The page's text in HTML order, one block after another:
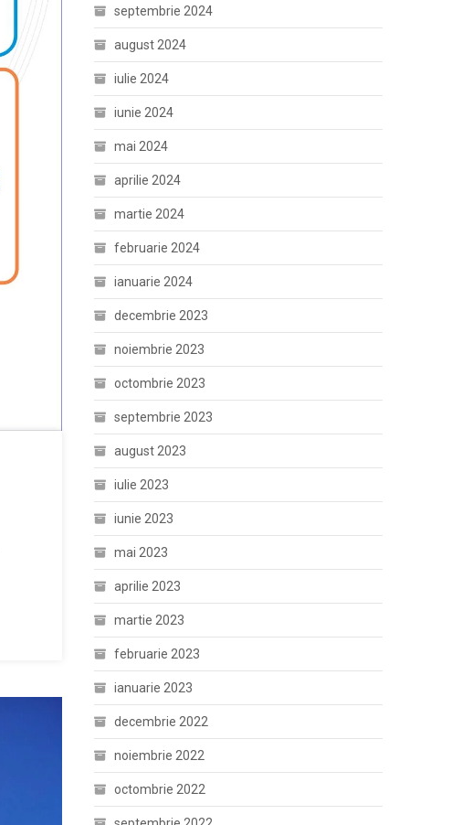
septembrie 2024
august 2024
iulie 2024
iunie 2024
mai 2024
aprilie 2024
martie 2024
februarie 2024
ianuarie 2024
decembrie 2023
noiembrie 2023
octombrie 2023
septembrie 2023
august 2023
iulie 2023
iunie 2023
mai 2023
aprilie 2023
martie 2023
februarie 2023
ianuarie 2023
decembrie 2022
noiembrie 2022
octombrie 2022